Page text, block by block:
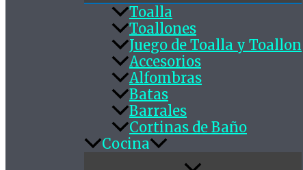
Toalla
Toallones
Juego de Toalla y Toallon
Accesorios
Alfombras
Batas
Barrales
Cortinas de Baño
Cocina